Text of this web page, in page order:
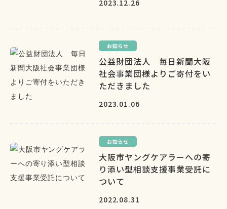
2023.12.26
お知らせ
公益財団法人 毎日新聞大阪
社会事業団様よりご寄付をい
ただきました
2023.01.06
お知らせ
大阪市ヤングケアラーへの寄
り添い型相談支援事業受託に
ついて
2022.08.31